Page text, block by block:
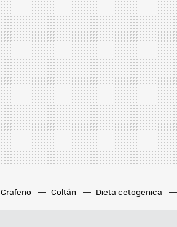
Grafeno Coltán Dieta cetogenica